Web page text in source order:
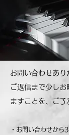
お問い合わせあり
ご返信まで少しお
ますことを、ご了
・お問い合わせから